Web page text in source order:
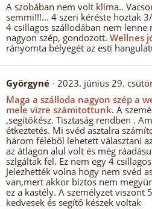
A szobában nem volt klíma..
semmi!!!... 4 szeri kéréste hoztak
4 csillagos szállodában nem lenne
nagyon szép, gondozott. Wellnes
rányomta bélyegét az esti
Györgyné - 2023. június 29.
Maga a szálloda nagyon szép a
mele vízre számitottunk. A
,segítőkész. Tisztaság rendben .
étkeztetés. Mi svéd asztalra
három féléből lehetett választani
az átlagon alul volt és még
szlgáltak fel. Ez nem egy 4
Jelezhették volna hogy nem svéd
van,mert akkor biztos nem
ez a kastély. A személyzet viszont
kedvesek és segítő készek voltak